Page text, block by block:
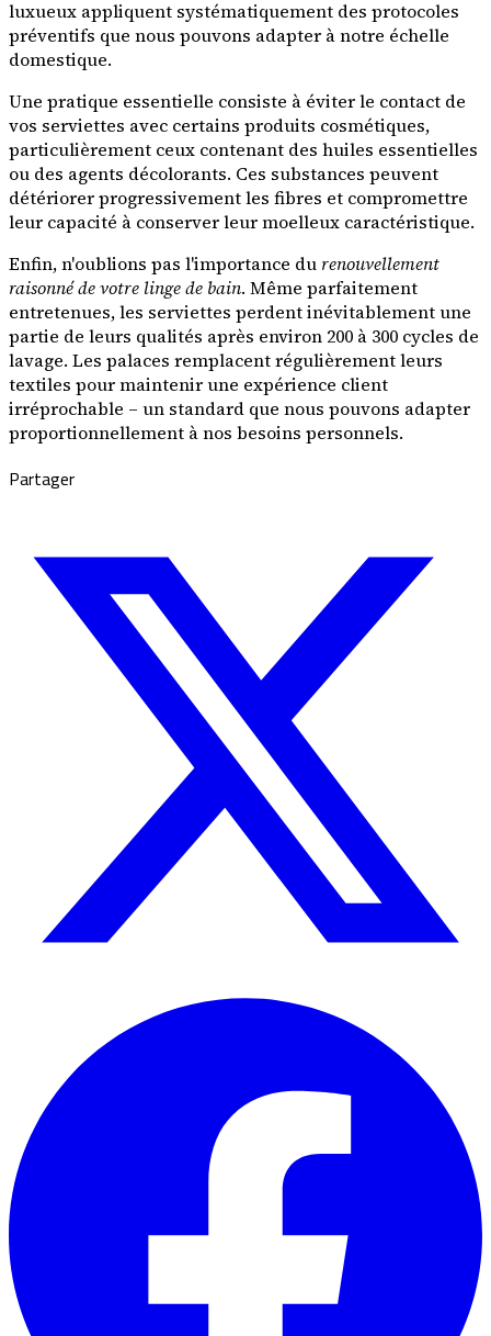
luxueux appliquent systématiquement des protocoles
préventifs que nous pouvons adapter à notre échelle
domestique.
Une pratique essentielle consiste à éviter le contact de
vos serviettes avec certains produits cosmétiques,
particulièrement ceux contenant des huiles essentielles
ou des agents décolorants. Ces substances peuvent
détériorer progressivement les fibres et compromettre
leur capacité à conserver leur moelleux caractéristique.
Enfin, n'oublions pas l'importance du renouvellement
raisonné de votre linge de bain. Même parfaitement
entretenues, les serviettes perdent inévitablement une
partie de leurs qualités après environ 200 à 300 cycles de
lavage. Les palaces remplacent régulièrement leurs
textiles pour maintenir une expérience client
irréprochable – un standard que nous pouvons adapter
proportionnellement à nos besoins personnels.
Partager